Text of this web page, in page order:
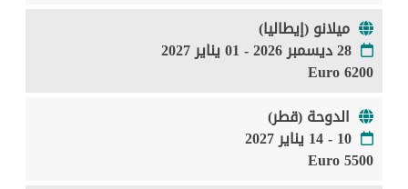
ميلانو (إيطاليا)
28 ديسمبر 2026 - 01 يناير 2027
6200 Euro
الدوحة (قطر)
10 - 14 يناير 2027
5500 Euro